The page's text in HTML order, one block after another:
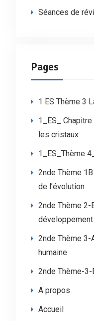
Séances de
Pages
1 ES Thème 3
1_ES_
les cristaux
1_ES_Thème
2nde Thème
de l’évolution
2nde Thème
2nde Thème
humaine
2nde Thème-
A propos
Accueil